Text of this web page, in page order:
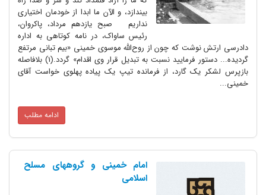
بیندازد، و الآن ما ابدا از خودمان اختیاری
نداریم صبح یازدهم مرداد، پاکروان،
رئیس ساواک، در نامه کوتاهی به اداره
دادرسی ارتش نوشت که چون از روح‌الله موسوی خمینی «بیم تبانی مرتفع
گردیده... دستور فرمایید نسبت به تبدیل قرار وی اقدام» گردد.(1) بلافاصله
بازپرس لشکر یک گارد، از فرمانده تیپ یک پیاده پهلوی خواست آقای
خمینی...
ادامه مطلب
امام خمینی و گروههای مسلح
اسلامی